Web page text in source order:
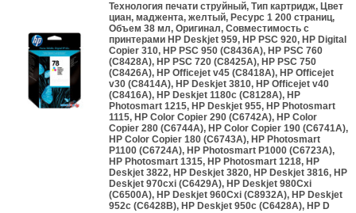
Технология печатиструйный, Типкартридж, Цвет
циан, маджента, желтый, Ресурс1 200 страниц,
Объем38 мл,Оригинал, Совместимость с
принтерами HP Deskjet 959, HP PSC 920, HP Digital
Copier 310, HP PSC 950 (C8436A), HP PSC 760
(C8428A), HP PSC 720 (C8425A), HP PSC 750
(C8426A), HP Officejet v45 (C8418A), HP Officejet
v30 (C8414A), HP Deskjet 3810, HP Officejet v40
(C8416A), HP Deskjet 1180c (C8128A), HP
Photosmart 1215, HP Deskjet 955, HP Photosmart
1115, HP Color Copier 290 (C6742A), HP Color
Copier 280 (C6744A), HP Color Copier 190 (C6741A),
HP Color Copier 180 (C6743A), HP Photosmart
P1100 (C6724A), HP Photosmart P1000 (C6723A),
HP Photosmart 1315, HP Photosmart 1218, HP
Deskjet 3822, HP Deskjet 3820, HP Deskjet 3816, HP
Deskjet 970cxi (C6429A), HP Deskjet 980Cxi
(C6500A), HP Deskjet 960Cxi (C8932A), HP Deskjet
952c (C6428B), HP Deskjet 950c (C6428A), HP D